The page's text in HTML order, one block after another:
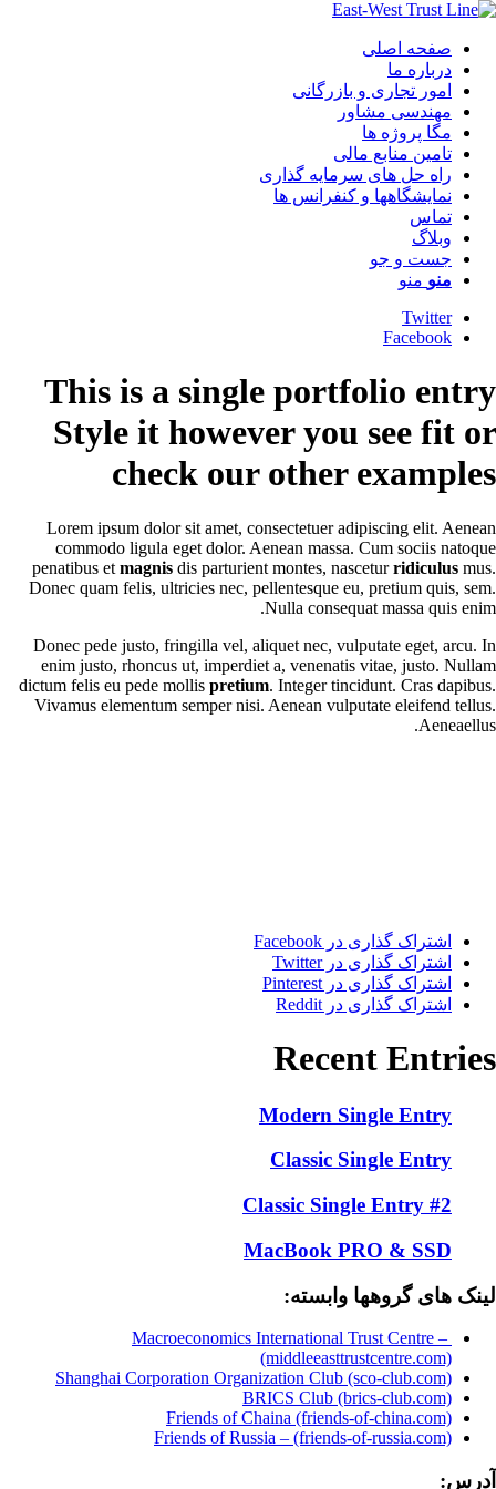
صفحه اصلی
درباره ما
امور تجاری و بازرگانی
مهندسی مشاور
مگا پروژه ها
تامین منابع مالی
راه حل های سرمایه گذاری
نمایشگاهها و کنفرانس ها
تماس
وبلاگ
جست و جو
منو منو
Twitter
Facebook
This is a single portfolio entry
Style it however you see fit or
check our other examples
Lorem ipsum dolor sit amet, consectetuer adipiscing elit. Aenean
commodo ligula eget dolor. Aenean massa. Cum sociis natoque
penatibus et magnis dis parturient montes, nasceturridiculus mus.
Donec quam felis, ultricies nec, pellentesque eu, pretium quis, sem.
Nulla consequat massa quis enim.
Donec pede justo, fringilla vel, aliquet nec, vulputate eget, arcu. In
enim justo, rhoncus ut, imperdiet a, venenatis vitae, justo. Nullam
dictum felis eu pede mollis pretium. Integer tincidunt. Cras dapibus.
Vivamus elementum semper nisi. Aenean vulputate eleifend tellus.
Aeneaellus.
اشتراک گذاری در Facebook
اشتراک گذاری در Twitter
اشتراک گذاری در Pinterest
اشتراک گذاری در Reddit
Recent Entries
Modern Single Entry
Classic Single Entry
Classic Single Entry #2
MacBook PRO & SSD
لینک های گروهها وابسته:
Macroeconomics International Trust Centre –
(middleeasttrustcentre.com)
Shanghai Corporation Organization Club (sco-club.com)
BRICS Club (brics-club.com)
Friends of Chaina (friends-of-china.com)
Friends of Russia – (friends-of-russia.com)
آدرس: